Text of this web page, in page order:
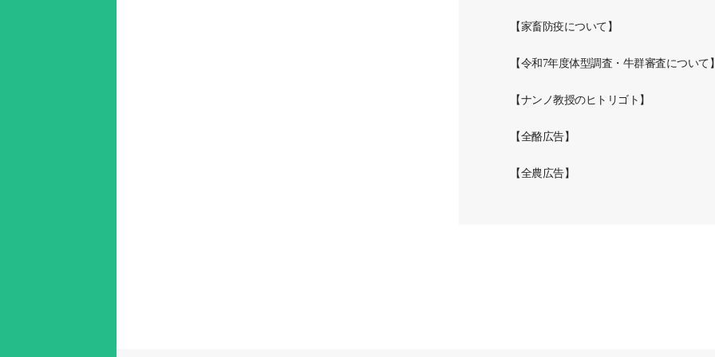
【家畜防疫について】
【令和7年度体型調査・牛群審査について
【ナンノ教授のヒトリゴト】
【全酪広告】
【全農広告】